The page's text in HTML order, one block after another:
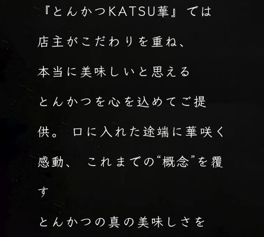
『とんかつKATSU華』では
店主がこだわりを重ね、
本当に美味しいと思える
とんかつを心を込めてご提
供。 口に入れた途端に華咲く
感動、 これまでの“概念”を覆
す
とんかつの真の美味しさを